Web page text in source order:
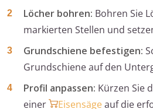
Löcher bohren: Bohren Sie
markierten Stellen und
Grundschiene befestigen:
Grundschiene auf den
Profil anpassen: Kürzen Sie
einer
Eisensägeauf die